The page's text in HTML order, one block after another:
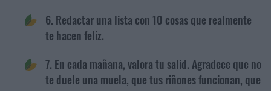
6. Redactar una lista con 10 cosas que realmente
te hacen feliz.
7. En cada mañana, valora tu salid. Agradece que no
te duele una muela, que tus riñones funcionan, que